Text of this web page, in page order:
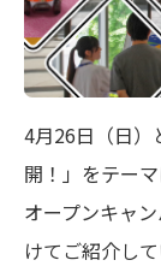
KAITの魅力、も
奨学金制度につ
保護者の方へ
高大連携・探究
4月26日（日）
開！」をテー
オープンキャ
けてご紹介し